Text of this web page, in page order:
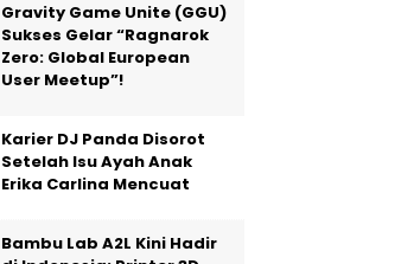
Gravity Game Unite (GGU)
Sukses Gelar “Ragnarok
Zero: Global European
User Meetup”!
Karier DJ Panda Disorot
Setelah Isu Ayah Anak
Erika Carlina Mencuat
Bambu Lab A2L Kini Hadir